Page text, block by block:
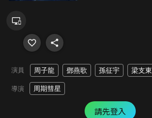
演員 周子龍 鄧燕歌 孫征宇 梁支東
導演 周期彗星
請先登入